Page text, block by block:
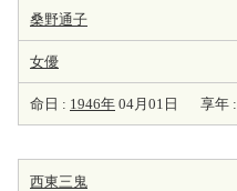
桑野通子
女優
命日 : 1946年 04月01日 享年 :
西東三鬼